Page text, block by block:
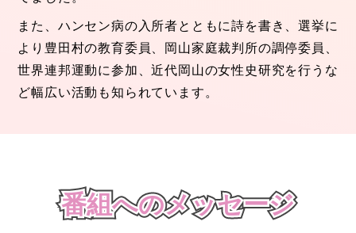
また、ハンセン病の入所者とともに詩を書き、選挙に
より豊田村の教育委員、岡山家庭裁判所の調停委員、
世界連邦運動に参加、近代岡山の女性史研究を行うな
ど幅広い活動も知られています。
番組へのメッセージ